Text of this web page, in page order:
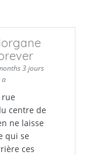
3 jours
a
rue
centre de
ne laisse
qui se
ces